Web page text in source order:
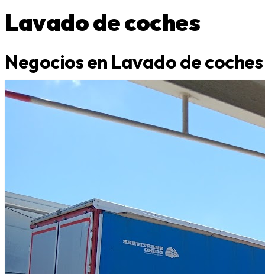
Lavado de coches
Negocios en Lavado de coches